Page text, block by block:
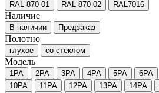
RAL 870-01
RAL 870-02 RAL7016
Наличие
В наличии Предзаказ
Полотно
глухое со стеклом
Модель
1PA 2PA 3PA 4PA 5PA 6PA
10PA
11PA 12PA 13PA 14PA